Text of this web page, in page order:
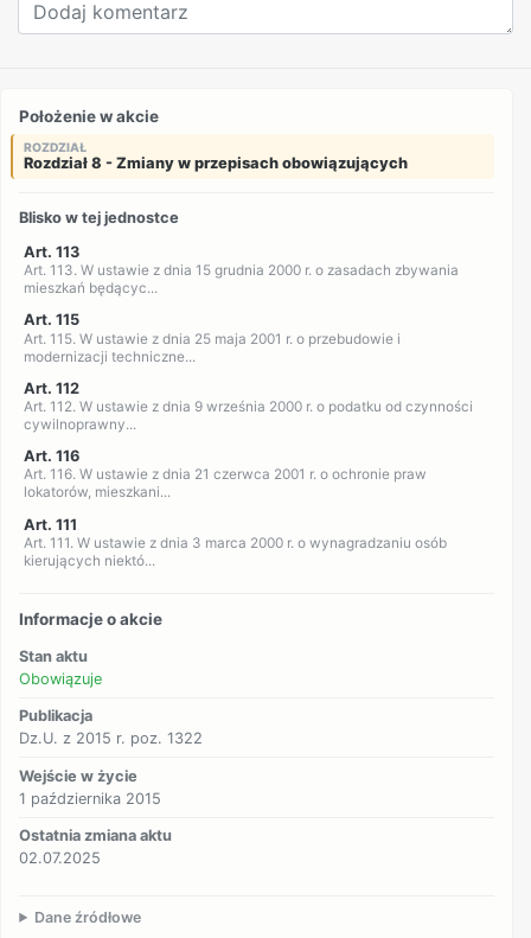
Położenie w akcie
ROZDZIAŁ
Rozdział 8 - Zmiany w przepisach obowiązujących
Blisko w tej jednostce
Art. 113
Art. 113. W ustawie z dnia 15 grudnia 2000 r. o zasadach zbywania
mieszkań będącyc...
Art. 115
Art. 115. W ustawie z dnia 25 maja 2001 r. o przebudowie i
modernizacji techniczne...
Art. 112
Art. 112. W ustawie z dnia 9 września 2000 r. o podatku od czynności
cywilnoprawny...
Art. 116
Art. 116. W ustawie z dnia 21 czerwca 2001 r. o ochronie praw
lokatorów, mieszkani...
Art. 111
Art. 111. W ustawie z dnia 3 marca 2000 r. o wynagradzaniu osób
kierujących niektó...
Informacje o akcie
Stan aktu
Obowiązuje
Publikacja
Dz.U. z 2015 r. poz. 1322
Wejście w życie
1 października 2015
Ostatnia zmiana aktu
02.07.2025
Dane źródłowe